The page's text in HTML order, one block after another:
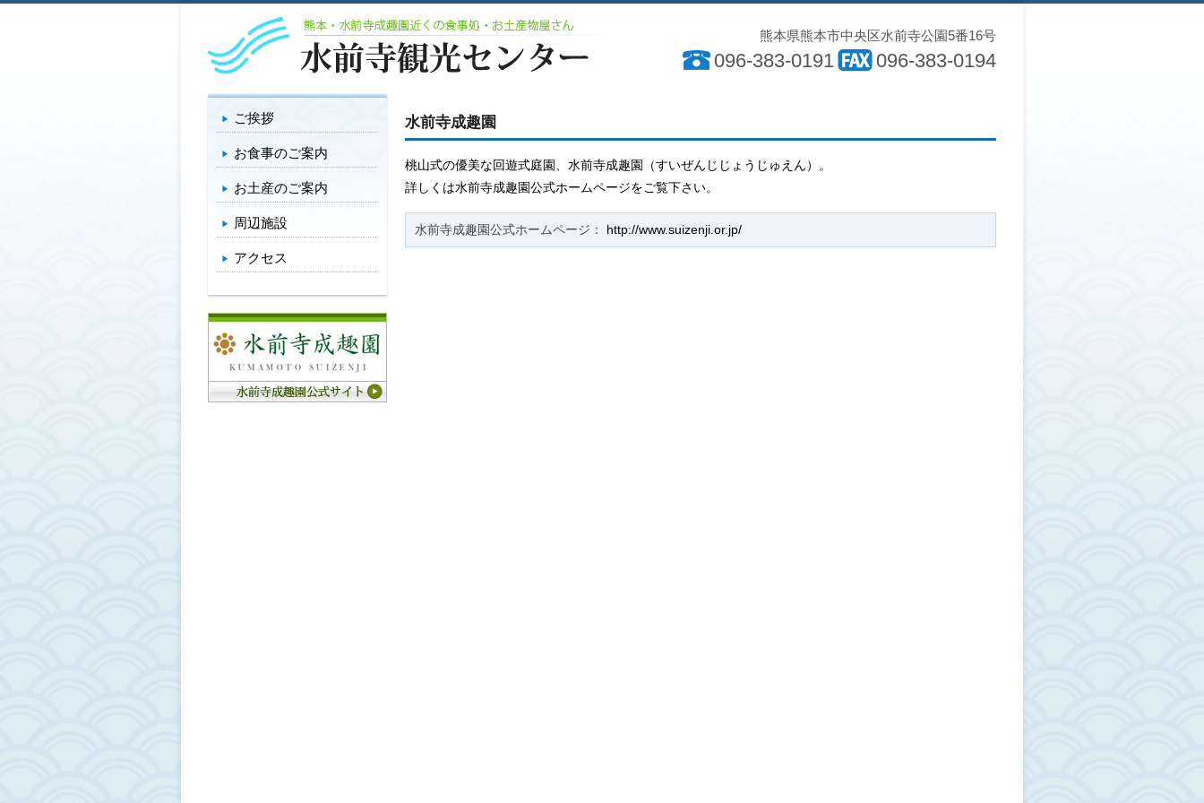
熊本県熊本市中央区水前寺公園5番16号
096-383-0191 096-383-0194
ご挨拶
お食事のご案内
お土産のご案内
周辺施設
アクセス
水前寺成趣園
桃山式の優美な回遊式庭園、水前寺成趣園（すいぜんじじょうじゅえん）。
詳しくは水前寺成趣園公式ホームページをご覧下さい。
水前寺成趣園公式ホームページ： http://www.suizenji.or.jp/